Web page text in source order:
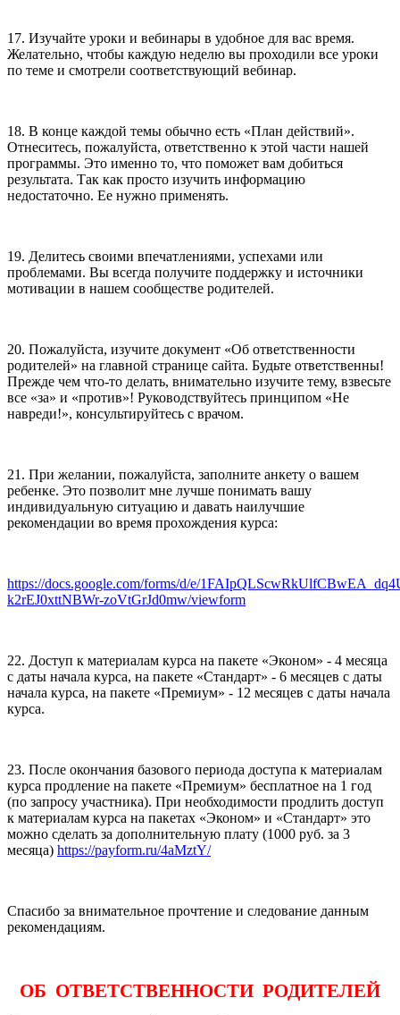
17. Изучайте уроки и вебинары в удобное для вас время.
Желательно, чтобы каждую неделю вы проходили все уроки
по теме и смотрели соответствующий вебинар.
18. В конце каждой темы обычно есть «План действий».
Отнеситесь, пожалуйста, ответственно к этой части нашей
программы. Это именно то, что поможет вам добиться
результата. Так как просто изучить информацию
недостаточно. Ее нужно применять.
19. Делитесь своими впечатлениями, успехами или
проблемами. Вы всегда получите поддержку и источники
мотивации в нашем сообществе родителей.
20. Пожалуйста, изучите документ «Об ответственности
родителей» на главной странице сайта. Будьте ответственны!
Прежде чем что-то делать, внимательно изучите тему, взвесьте
все «за» и «против»! Руководствуйтесь принципом «Не
навреди!», консультируйтесь с врачом.
21. При желании, пожалуйста, заполните анкету о вашем
ребенке. Это позволит мне лучше понимать вашу
индивидуальную ситуацию и давать наилучшие
рекомендации во время прохождения курса:
https://docs.google.com/forms/d/e/
k2rEJ0xttNBWr-zoVtGrJd0mw/viewform
22. Доступ к материалам курса на пакете «Эконом» - 4 месяца
с даты начала курса, на пакете «Стандарт» - 6 месяцев с даты
начала курса, на пакете «Премиум» - 12 месяцев с даты начала
курса.
23. После окончания базового периода доступа к материалам
курса продление на пакете «Премиум» бесплатное на 1 год
(по запросу участника). При необходимости продлить доступ
к материалам курса на пакетах «Эконом» и «Стандарт» это
можно сделать за дополнительную плату (1000 руб. за 3
месяца) https://payform.ru/4aMztY/
Спасибо за внимательное прочтение и следование данным
рекомендациям.
ОБ ОТВЕТСТВЕННОСТИ РОДИТЕЛЕЙ